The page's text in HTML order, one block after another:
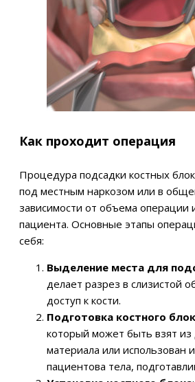
Как проходит операция
Процедура подсадки костных
под местным наркозом или в
зависимости от объема операции
пациента. Основные этапы
себя:
Выделение места для
делает разрез в слизистой
доступ к кости.
Подготовка костного
который может быть взят из
материала или использован
пациентова тела,